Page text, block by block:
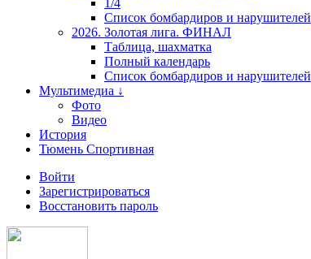
1/4
Список бомбардиров и нарушителей
2026. Золотая лига. ФИНАЛ
Таблица, шахматка
Полный календарь
Список бомбардиров и нарушителей
Мультимедиа ↓
Фото
Видео
История
Тюмень Спортивная
Войти
Зарегистрироваться
Восстановить пароль